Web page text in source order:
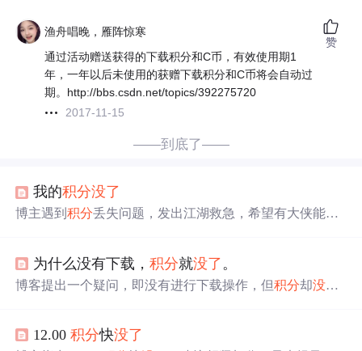
渔舟唱晚，雁阵惊寒
通过活动赠送获得的下载积分和C币，有效使用期1
年，一年以后未使用的获赠下载积分和C币将会自动过
期。http://bbs.csdn.net/topics/392275720
2017-11-15
赞
——到底了——
我的积分没了
博主遇到积分丢失问题，发出江湖救急，希望有大侠能帮
为什么没有下载，积分就没了 。
博客提出一个疑问，即没有进行下载操作，但积分却没了
12.00积分快没了